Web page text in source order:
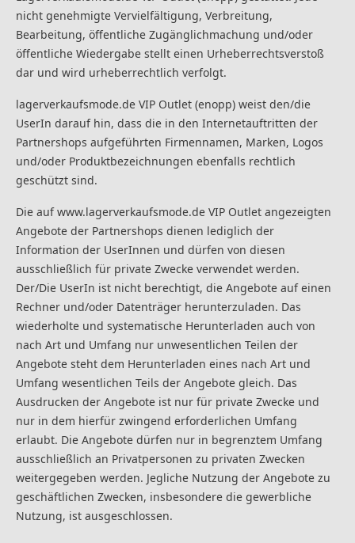
nicht genehmigte Vervielfältigung, Verbreitung,
Bearbeitung, öffentliche Zugänglichmachung und/oder
öffentliche Wiedergabe stellt einen Urheberrechtsverstoß
dar und wird urheberrechtlich verfolgt.
lagerverkaufsmode.de VIP Outlet (enopp) weist den/die
UserIn darauf hin, dass die in den Internetauftritten der
Partnershops aufgeführten Firmennamen, Marken, Logos
und/oder Produktbezeichnungen ebenfalls rechtlich
geschützt sind.
Die auf www.lagerverkaufsmode.de VIP Outlet angezeigten
Angebote der Partnershops dienen lediglich der
Information der UserInnen und dürfen von diesen
ausschließlich für private Zwecke verwendet werden.
Der/Die UserIn ist nicht berechtigt, die Angebote auf einen
Rechner und/oder Datenträger herunterzuladen. Das
wiederholte und systematische Herunterladen auch von
nach Art und Umfang nur unwesentlichen Teilen der
Angebote steht dem Herunterladen eines nach Art und
Umfang wesentlichen Teils der Angebote gleich. Das
Ausdrucken der Angebote ist nur für private Zwecke und
nur in dem hierfür zwingend erforderlichen Umfang
erlaubt. Die Angebote dürfen nur in begrenztem Umfang
ausschließlich an Privatpersonen zu privaten Zwecken
weitergegeben werden. Jegliche Nutzung der Angebote zu
geschäftlichen Zwecken, insbesondere die gewerbliche
Nutzung, ist ausgeschlossen.